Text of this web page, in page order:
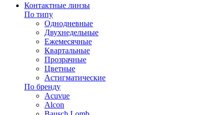
Контактные линзы
По типу
Однодневные
Двухнедельные
Ежемесячные
Квартальные
Прозрачные
Цветные
Астигматические
По бренду
Acuvue
Alcon